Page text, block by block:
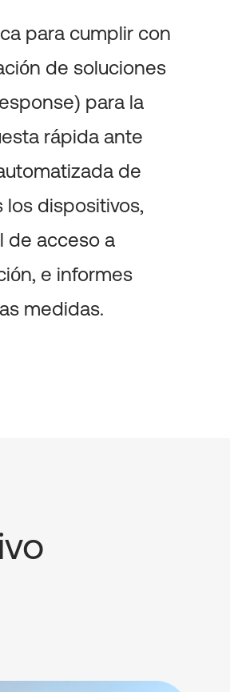
para cumplir con
de soluciones
para la
rápida ante
de
dispositivos,
de acceso a
e informes
medidas.